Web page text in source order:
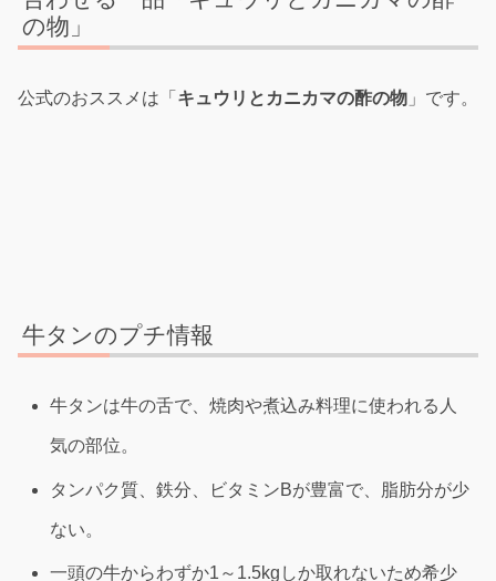
の物」
公式のおススメは「 キュウリとカニカマの酢の物 」です。
牛タンのプチ情報
牛タンは牛の舌で、焼肉や煮込み料理に使われる人
気の部位。
タンパク質、鉄分、ビタミンBが豊富で、脂肪分が少
ない。
一頭の牛からわずか1～1.5kgしか取れないため希少